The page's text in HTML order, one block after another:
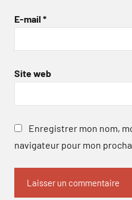
E-mail *
Site web
Enregistrer mon nom,
navigateur pour mon